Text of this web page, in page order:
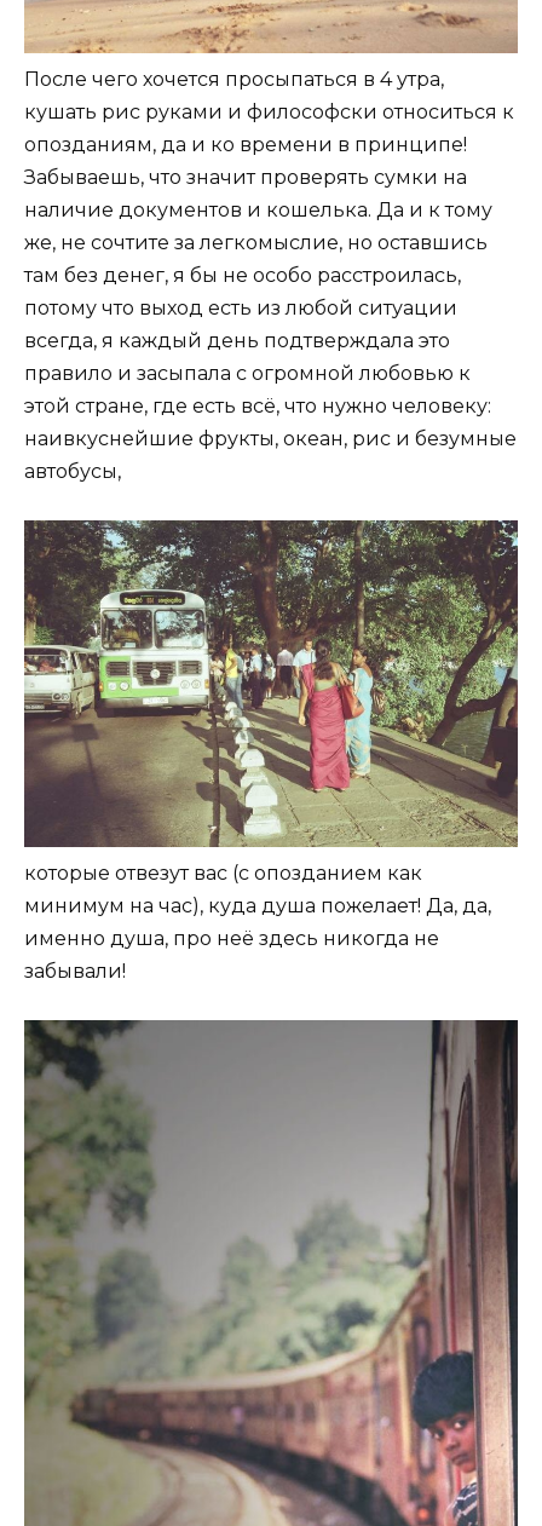
После чего хочется просыпаться в 4 утра,
кушать рис руками и философски относиться к
опозданиям, да и ко времени в принципе!
Забываешь, что значит проверять сумки на
наличие документов и кошелька. Да и к тому
же, не сочтите за легкомыслие, но оставшись
там без денег, я бы не особо расстроилась,
потому что выход есть из любой ситуации
всегда, я каждый день подтверждала это
правило и засыпала с огромной любовью к
этой стране, где есть всё, что нужно человеку:
наивкуснейшие фрукты, океан, рис и безумные
автобусы,
которые отвезут вас (с опозданием как
минимум на час), куда душа пожелает! Да, да,
именно душа, про неё здесь никогда не
забывали!